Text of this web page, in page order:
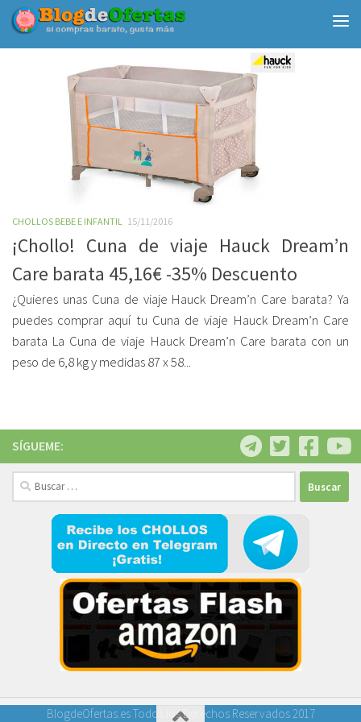
Debajo del contenido
CHOLLOS BEBE E INFANTIL 15/11/2016
¡Chollo! Cuna de viaje Hauck Dream’n
Care barata 45,16€ -35% Descuento
¿Quieres unas Cuna de viaje Hauck Dream’n Care barata? Ya
puedes comprar aquí tu Cuna de viaje Hauck Dream’n Care
barata La Cuna de viaje Hauck Dream’n Care barata con un
peso de 6,8 kg y medidas 87 x 58...
SÍGUEME:
Buscar:
BlogdeOfertas.es Todos los Derechos Reservados 2017